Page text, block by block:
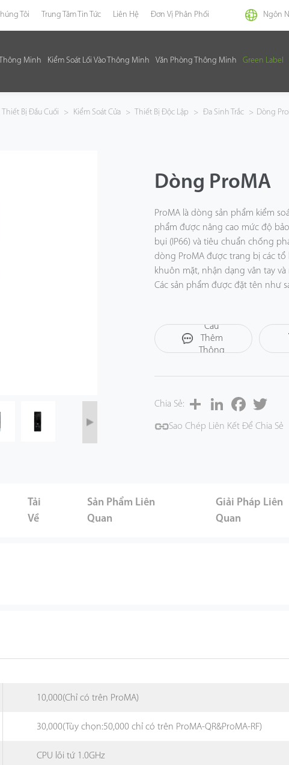
Tôi Trung Tâm Tin Tức Liên Hệ Đơn Vị Phân Phối Ngôn
Minh Kiểm Soát Lối Vào Thông Minh Văn Phòng Thông Minh Green Label
Thiết Bị Đầu Cuối > Kiểm Soát Cửa > Thiết Bị Độc Lập > Đa Sinh Trắc > Dòng
Dòng ProMA
ProMA là dòng sản phẩm kiểm
phẩm được nâng cao mức độ
bụi (IP66) và tiêu chuẩn chống
dòng ProMA được trang bị các
khuôn mặt, nhận dạng vân tay
Các sản phẩm được đặt tên như
trên thiết bị đầu cuối này như
Cầu
Thêm
Thông
Chia Sẻ:
Share LinkedInFacebook
Sao Chép Liên Kết Để Chia Sẻ
Tải
Về
Sản Phẩm Liên
Quan
Giải Pháp Liên
Quan
10,000(Chỉ có trên ProMA)
30,000(Tùy chọn:50,000 chỉ có trên ProMA-QR&ProMA-RF)
CPU lõi tứ 1.0GHz